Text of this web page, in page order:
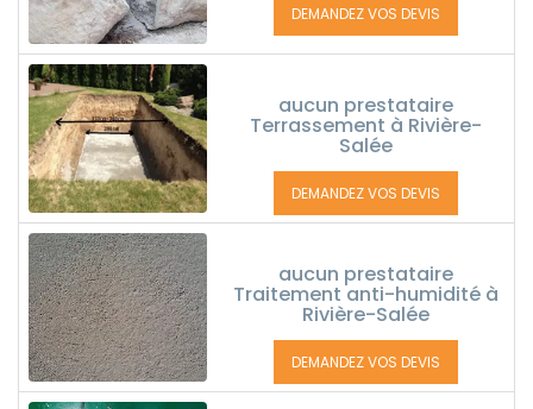
DEMANDEZ VOS DEVIS
aucun prestataire
Terrassement à Rivière-
Salée
DEMANDEZ VOS DEVIS
aucun prestataire
Traitement anti-humidité à
Rivière-Salée
DEMANDEZ VOS DEVIS